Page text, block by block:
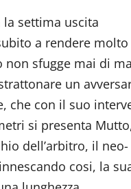
la settima uscita
a rendere molto
non sfugge mai di
un
che con il suo
si presenta
dell’arbitro, il neo-
cosi, la